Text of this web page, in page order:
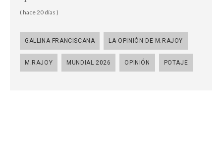
( hace 20 días )
GALLINA FRANCISCANA LA OPINIÓN DE M.RAJOY
M.RAJOY MUNDIAL 2026 OPINIÓN POTAJE